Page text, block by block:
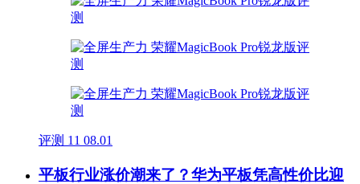
评测 11 08.01
平板行业涨价潮来了？华为平板凭高性价比迎